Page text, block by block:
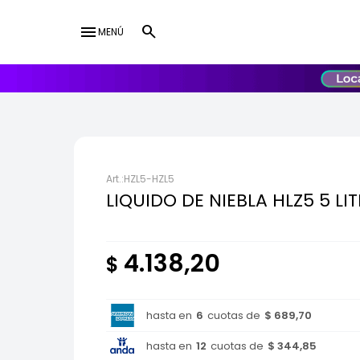
menuMENÚ
HZL5-HZL5
LIQUIDO DE NIEBLA HLZ5 5
$ 4.138,20
hasta en 6 cuotas de $ 689,70
hasta en 12 cuotas de $ 344,85